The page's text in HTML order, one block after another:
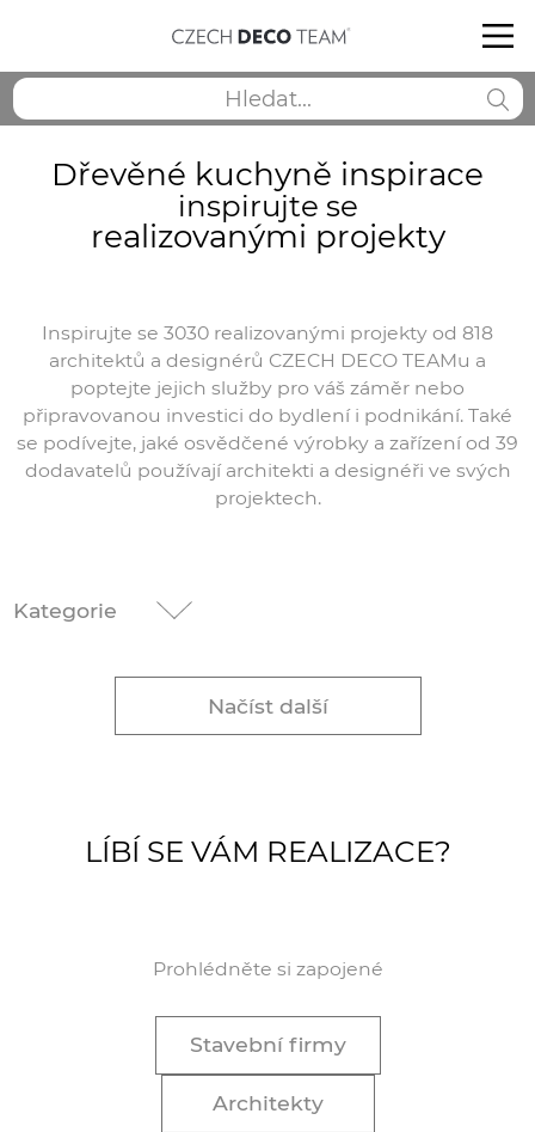
Dřevěné kuchyně inspirace
inspirujte se
realizovanými projekty
Inspirujte se 3030 realizovanými projekty od 818
architektů a designérů CZECH DECO TEAMu a
poptejte jejich služby pro váš záměr nebo
připravovanou investici do bydlení i podnikání. Také
se podívejte, jaké osvědčené výrobky a zařízení od 39
dodavatelů používají architekti a designéři ve svých
projektech.
Kategorie
Načíst další
LÍBÍ SE VÁM REALIZACE?
Prohlédněte si zapojené
Stavební firmy
Architekty